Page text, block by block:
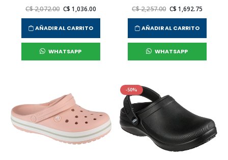
C$ 2,072.00 C$ 1,036.00
AÑADIR AL CARRITO
WHATSAPP
C$ 2,257.00 C$ 1,692.75
AÑADIR AL CARRITO
WHATSAPP
-50%